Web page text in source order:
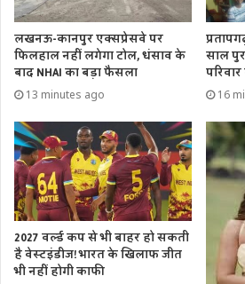
लखनऊ-कानपुर एक्सप्रेसवे पर
फिलहाल नहीं लगेगा टोल, धंसाव के
बाद NHAI का बड़ा फैसला
13 minutes ago
साल
16
2027 वर्ल्ड कप से भी बाहर हो सकती
है वेस्टइंडीज! भारत के खिलाफ जीत
भी नहीं होगी काफी